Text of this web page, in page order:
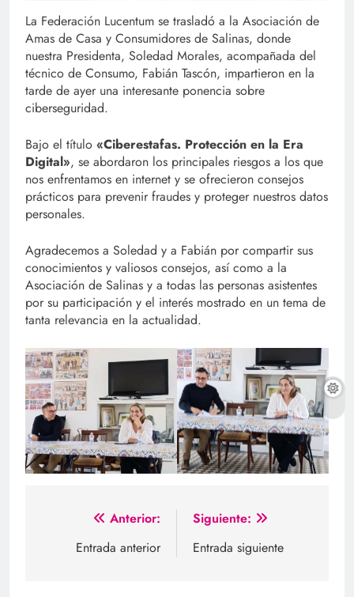
La Federación Lucentum se trasladó a la Asociación de
Amas de Casa y Consumidores de Salinas, donde
nuestra Presidenta, Soledad Morales, acompañada del
técnico de Consumo, Fabián Tascón, impartieron en la
tarde de ayer una interesante ponencia sobre
ciberseguridad.
Bajo el título «Ciberestafas. Protección en la Era
Digital», se abordaron los principales riesgos a los que
nos enfrentamos en internet y se ofrecieron consejos
prácticos para prevenir fraudes y proteger nuestros datos
personales.
Agradecemos a Soledad y a Fabián por compartir sus
conocimientos y valiosos consejos, así como a la
Asociación de Salinas y a todas las personas asistentes
por su participación y el interés mostrado en un tema de
tanta relevancia en la actualidad.
Navegación
Anterior:
Entrada anterior
Siguiente:
Entrada siguiente